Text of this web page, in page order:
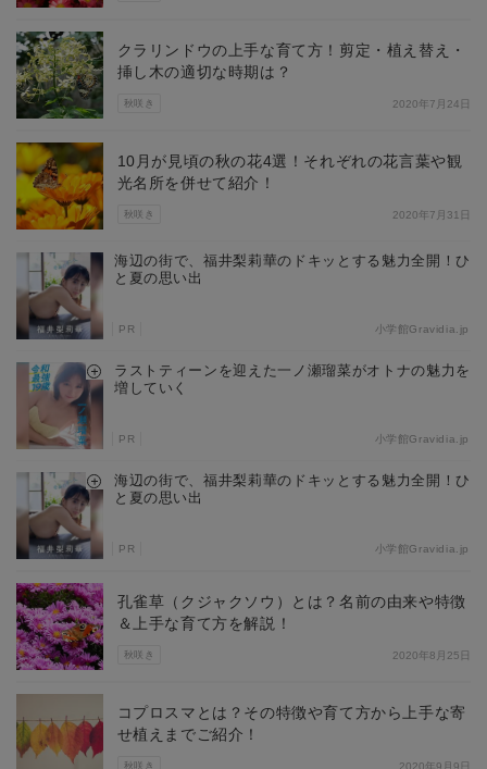
秋咲き
クラリンドウの上手な育て方！剪定・植え替え・
挿し木の適切な時期は？
2020年7月24日
秋咲き
10月が見頃の秋の花4選！それぞれの花言葉や観
光名所を併せて紹介！
2020年7月31日
海辺の街で、福井梨莉華のドキッとする魅力全開！ひ
と夏の思い出
PR 小学館Gravidia.jp
ラストティーンを迎えた一ノ瀬瑠菜がオトナの魅力を
増していく
PR 小学館Gravidia.jp
海辺の街で、福井梨莉華のドキッとする魅力全開！ひ
と夏の思い出
PR 小学館Gravidia.jp
秋咲き
孔雀草（クジャクソウ）とは？名前の由来や特徴
＆上手な育て方を解説！
2020年8月25日
秋咲き
コプロスマとは？その特徴や育て方から上手な寄
せ植えまでご紹介！
2020年9月9日